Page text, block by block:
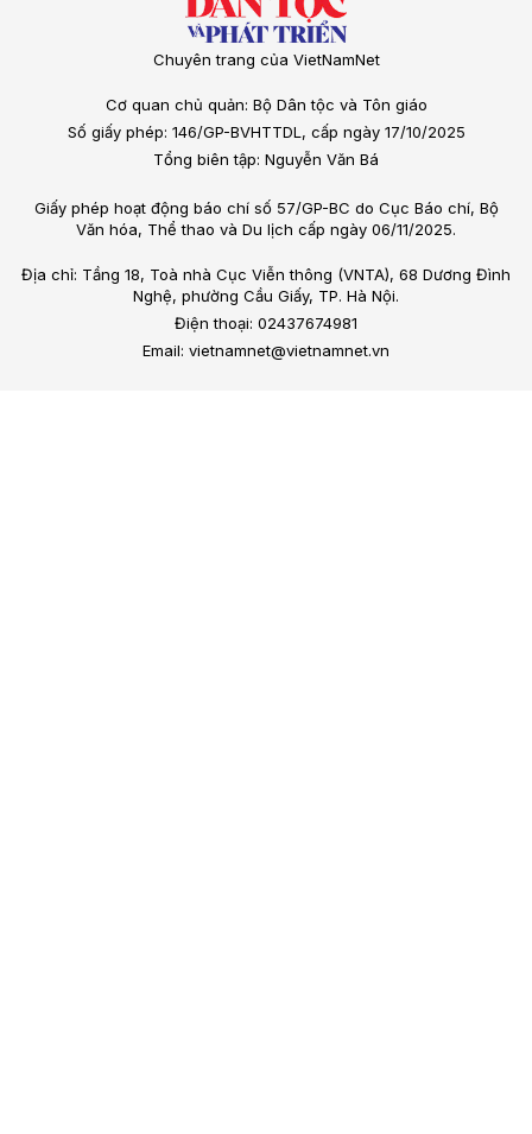
Chuyên trang của VietNamNet
Cơ quan chủ quản: Bộ Dân tộc và Tôn giáo
Số giấy phép: 146/GP-BVHTTDL, cấp ngày 17/10/2025
Tổng biên tập: Nguyễn Văn Bá
Giấy phép hoạt động báo chí số 57/GP-BC do Cục Báo chí, Bộ
Văn hóa, Thể thao và Du lịch cấp ngày 06/11/2025.
Địa chỉ: Tầng 18, Toà nhà Cục Viễn thông (VNTA), 68 Dương Đình
Nghệ, phường Cầu Giấy, TP. Hà Nội.
Điện thoại: 02437674981
Email: vietnamnet@vietnamnet.vn